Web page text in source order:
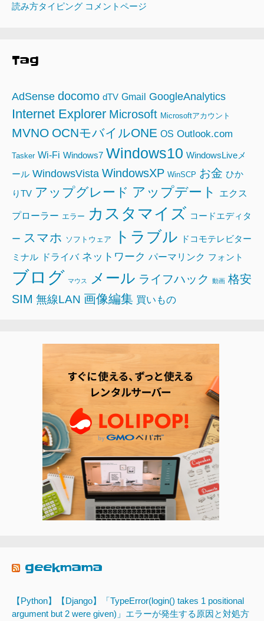
読み方タイピング コメントページ
Tag
AdSense docomo dTV Gmail GoogleAnalytics
Internet Explorer Microsoft Microsoftアカウント
MVNO OCNモバイルONE OS Outlook.com
Tasker Wi-Fi Windows7 Windows10 WindowsLiveメ
ール WindowsVista WindowsXP WinSCP お金 ひか
りTV アップグレード アップデート エクス
プローラー エラー カスタマイズ コードエディタ
ー スマホ ソフトウェア トラブル
ドコモテレビター
ミナル
ドライバ ネットワーク パーマリンク フォント
ブログ マウス メール ライフハック 動画 格安
SIM 無線LAN 画像編集 買いもの
geekmama
【Python】【Django】「TypeError(login() takes 1 positional
argument but 2 were given)」エラーが発生する原因と対処方